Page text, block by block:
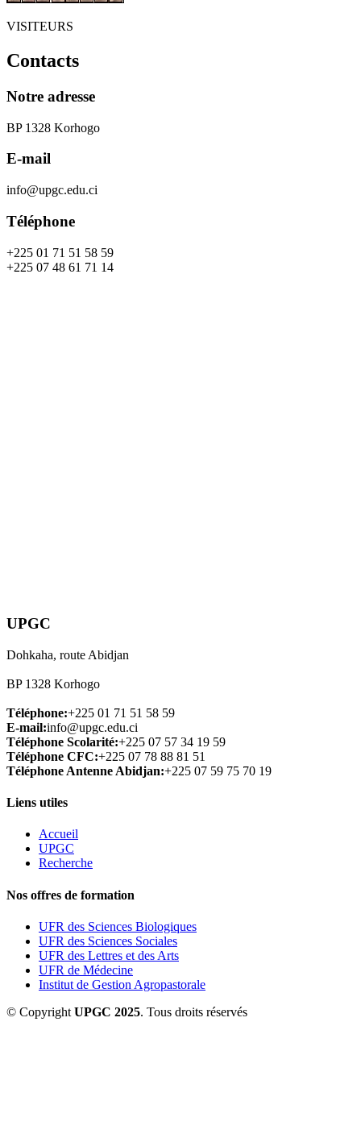
VISITEURS
Contacts
Notre adresse
BP 1328 Korhogo
E-mail
info@upgc.edu.ci
Téléphone
+225 01 71 51 58 59
+225 07 48 61 71 14
UPGC
Dohkaha, route Abidjan
BP 1328 Korhogo
Téléphone:+225 01 71 51 58 59
E-mail:info@upgc.edu.ci
Téléphone Scolarité:+225 07 57 34 19 59
Téléphone CFC:+225 07 78 88 81 51
Téléphone Antenne Abidjan:+225 07 59 75 70 19
Liens utiles
Accueil
UPGC
Recherche
Nos offres de formation
UFR des Sciences Biologiques
UFR des Sciences Sociales
UFR des Lettres et des Arts
UFR de Médecine
Institut de Gestion Agropastorale
© Copyright UPGC 2025. Tous droits réservés